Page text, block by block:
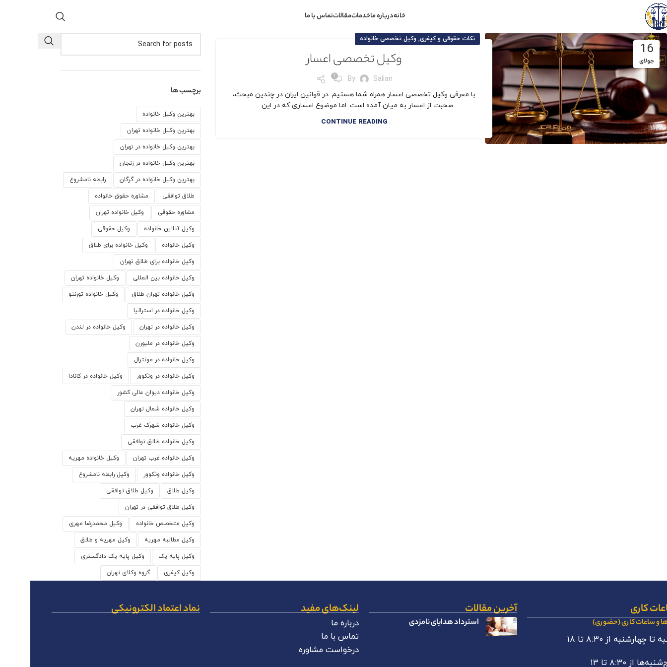
خانهدرباره ماخدماتمقالاتتماس با ما
16
جولای
نکات حقوقی و کیفری, وکیل تخصصی خانواده
وکیل تخصصی اعسار
By Salian
1
با معرفی وکیل تخصصی اعسار همراه شما هستیم. در قوانین ایران در چندین مبحث،
صحبت از اعسار به میان آمده است. اما موضوع اعساری که در این ...
CONTINUE READING
برچسب ها
بهترین وکیل خانواده
بهترین وکیل خانواده تهران
بهترین وکیل خانواده در تهران
بهترین وکیل خانواده در زنجان
بهترین وکیل خانواده در گرگان رابطه نامشروع
طلاق توافقی مشاوره حقوق خانواده
مشاوره حقوقی وكيل خانواده تهران
وکیل آنلاین خانواده وکیل حقوقی
وکیل خانواده وکیل خانواده برای طلاق
وکیل خانواده برای طلاق تهران
وکیل خانواده بین المللی وکیل خانواده تهران
وکیل خانواده تهران طلاق وکیل خانواده تورنتو
وکیل خانواده در استرالیا
وکیل خانواده در تهران وکیل خانواده در لندن
وکیل خانواده در ملبورن
وکیل خانواده در مونترال
وکیل خانواده در ونکوور وکیل خانواده در کانادا
وکیل خانواده دیوان عالی کشور
وکیل خانواده شمال تهران
وکیل خانواده شهرک غرب
وکیل خانواده طلاق توافقی
وکیل خانواده غرب تهران وکیل خانواده مهریه
وکیل خانواده ونکوور وکیل رابطه نامشروع
وکیل طلاق وکیل طلاق توافقی
وکیل طلاق توافقی در تهران
وکیل متخصص خانواده وکیل محمدرضا مهری
وکیل مطالبه مهریه وکیل مهریه و طلاق
وکیل پایه یک وکیل پایه یک دادگستری
وکیل کیفری گروه وکلای تهران
کاری
و ساعات کاری (حضوری)
تا چهارشنبه از ۸:۳۰ تا ۱۸
از ۸:۳۰ تا ۱۳
آخرین مقالات
استرداد هدایای نامزدی
لینک‌های مفید
درباره ما
تماس با ما
درخواست مشاوره
نماد اعتماد الکترونیکی